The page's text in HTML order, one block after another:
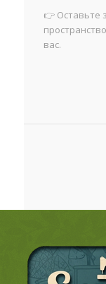
👉 Оставьте
вас.